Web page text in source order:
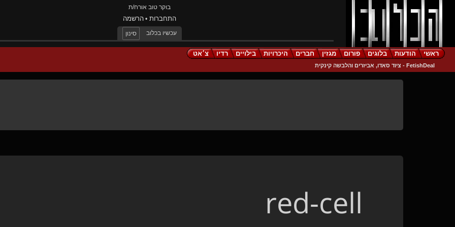
בוקר טוב אורח/ת
התחברות•הרשמה
עכשיו בכלוב סינון
ראשי הודעות בלוגים פורום מגזין חברים היכרויות בילויים רדיו צ׳אט
FetishDeal - ציוד סאדו, אביזרים והלבשה קינקית
red-cell